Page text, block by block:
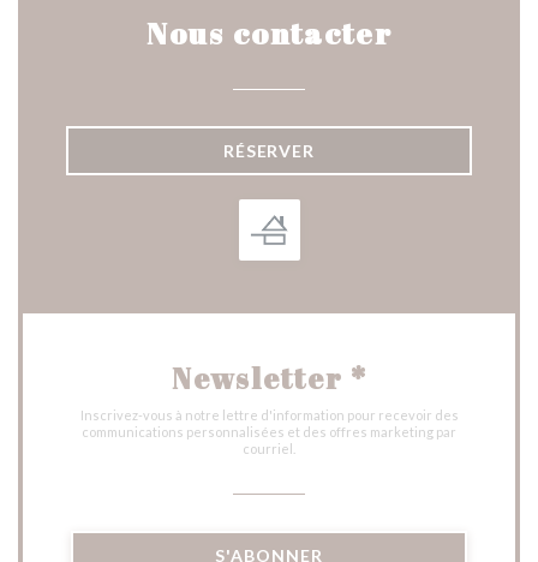
Nous contacter
RÉSERVER
Newsletter *
Inscrivez-vous à notre lettre d'information pour recevoir des
communications personnalisées et des offres marketing par
courriel.
S'ABONNER